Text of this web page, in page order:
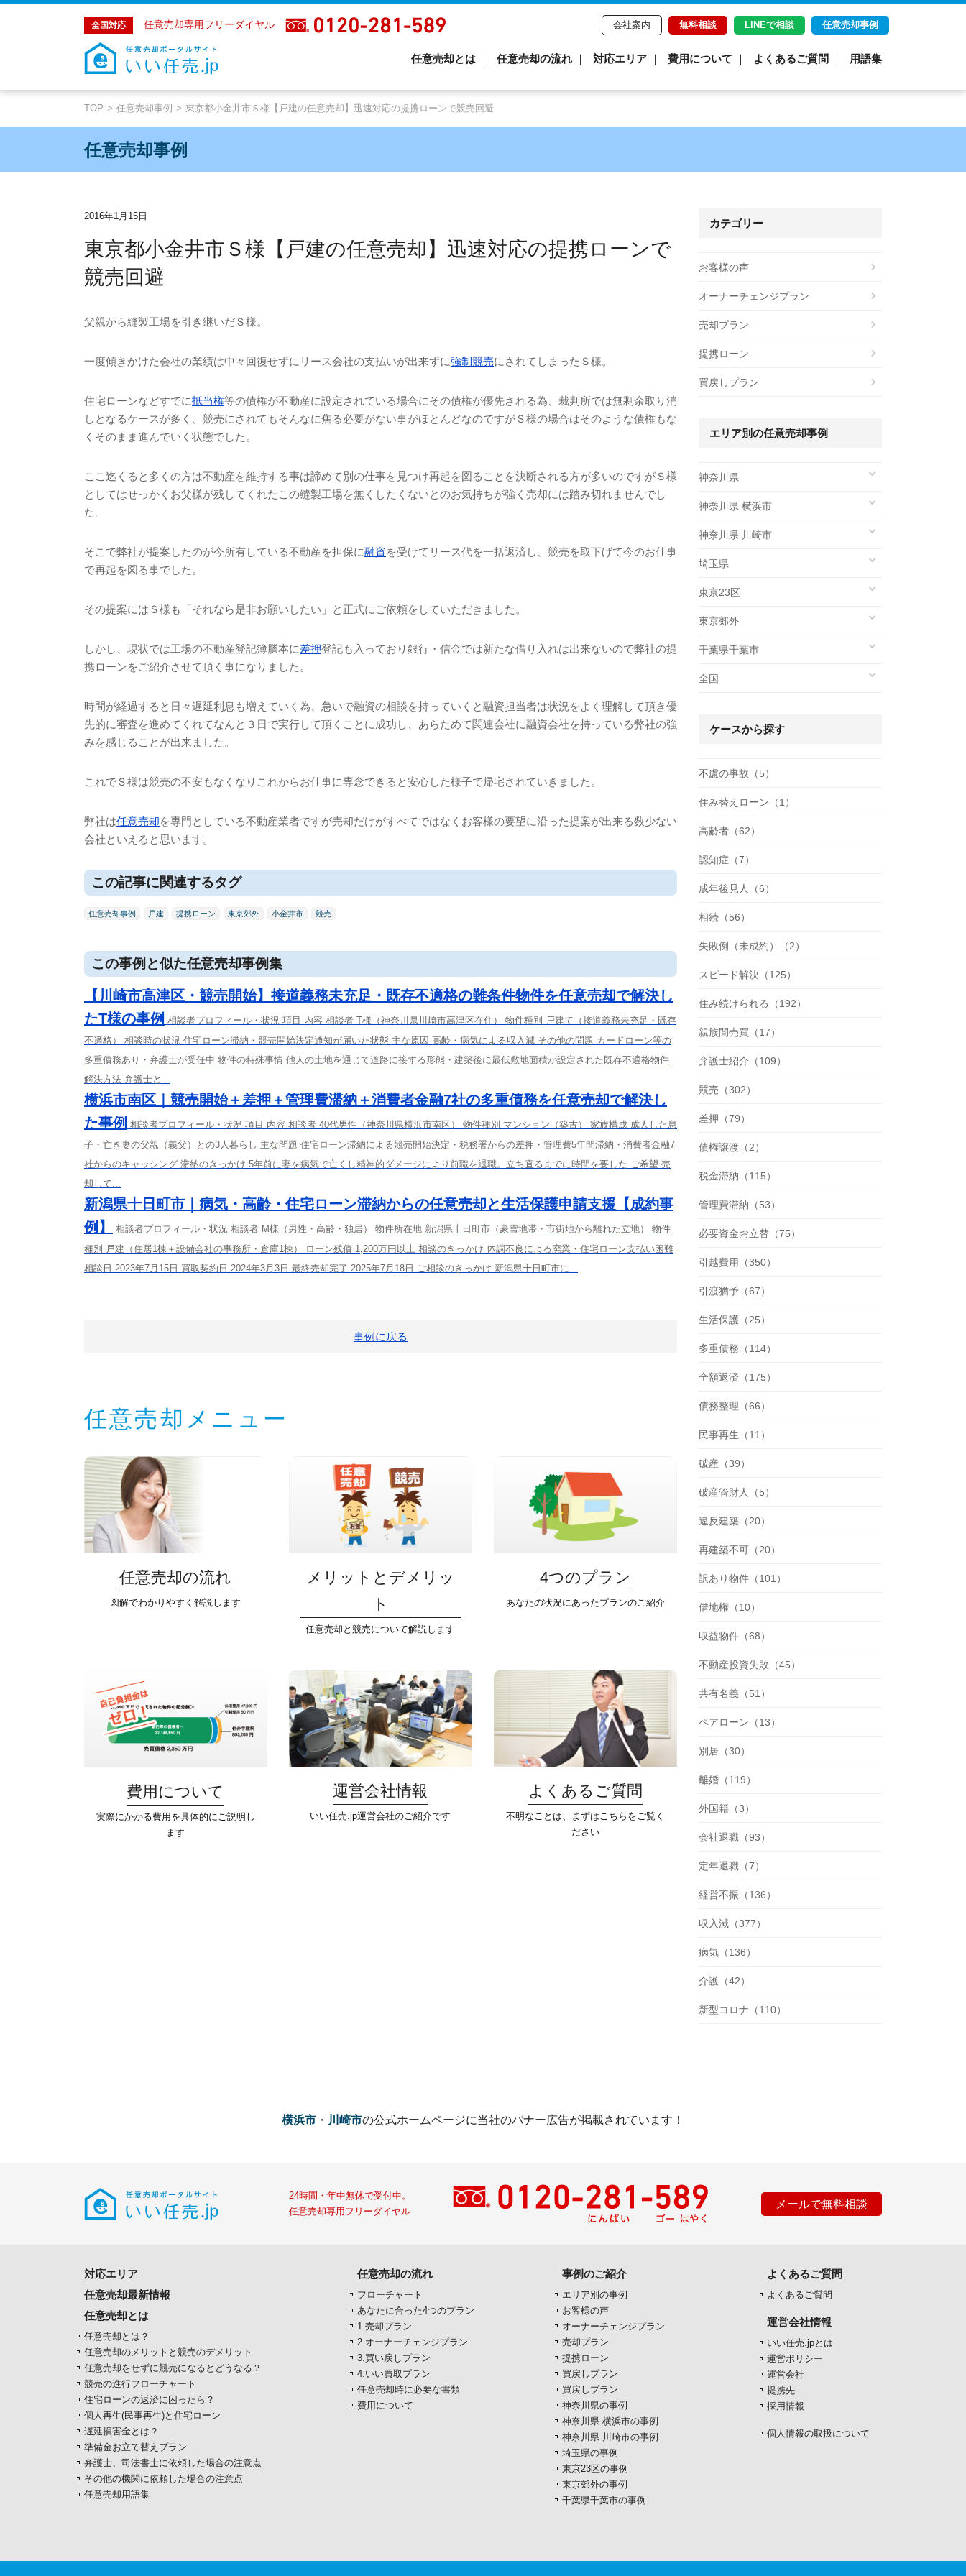
全国対応 任意売却専用フリーダイヤル 会社案内 無料相談 LINEで相談 任意売却事例
任意売却とは 任意売却の流れ 対応エリア 費用について よくあるご質問 用語集
TOP 任意売却事例 東京都小金井市Ｓ様【戸建の任意売却】迅速対応の提携ローンで競売回避
任意売却事例
2016年1月15日
東京都小金井市Ｓ様【戸建の任意売却】迅速対応の提携ローンで
競売回避
父親から縫製工場を引き継いだＳ様。
一度傾きかけた会社の業績は中々回復せずにリース会社の支払いが出来ずに強制競売にされてしまったＳ様。
住宅ローンなどすでに抵当権等の債権が不動産に設定されている場合にその債権が優先される為、裁判所では無剰余取り消
しとなるケースが多く、競売にされてもそんなに焦る必要がない事がほとんどなのですがＳ様の場合はそのような債権もな
くそのまま進んでいく状態でした。
ここ迄くると多くの方は不動産を維持する事は諦めて別の仕事を見つけ再起を図ることを決断される方が多いのですがＳ様
としてはせっかくお父様が残してくれたこの縫製工場を無くしたくないとのお気持ちが強く売却には踏み切れませんでし
た。
そこで弊社が提案したのが今所有している不動産を担保に融資を受けてリース代を一括返済し、競売を取下げて今のお仕事
で再起を図る事でした。
その提案にはＳ様も「それなら是非お願いしたい」と正式にご依頼をしていただきました。
しかし、現状では工場の不動産登記簿謄本に差押登記も入っており銀行・信金では新たな借り入れは出来ないので弊社の提
携ローンをご紹介させて頂く事になりました。
時間が経過すると日々遅延利息も増えていく為、急いで融資の相談を持っていくと融資担当者は状況をよく理解して頂き優
先的に審査を進めてくれてなんと３日で実行して頂くことに成功し、あらためて関連会社に融資会社を持っている弊社の強
みを感じることが出来ました。
これでＳ様は競売の不安もなくなりこれからお仕事に専念できると安心した様子で帰宅されていきました。
弊社は任意売却を専門としている不動産業者ですが売却だけがすべてではなくお客様の要望に沿った提案が出来る数少ない
会社といえると思います。
この記事に関連するタグ
任意売却事例 戸建 提携ローン 東京郊外 小金井市 競売
この事例と似た任意売却事例集
【川崎市高津区・競売開始】接道義務未充足・既存不適格の難条件物件を任意売却で解決し
たT様の事例 相談者プロフィール・状況 項目 内容 相談者 T様（神奈川県川崎市高津区在住） 物件種別 戸建て（接道義務未充足・既存
不適格） 相談時の状況 住宅ローン滞納・競売開始決定通知が届いた状態 主な原因 高齢・病気による収入減 その他の問題 カードローン等の
多重債務あり・弁護士が受任中 物件の特殊事情 他人の土地を通じて道路に接する形態・建築後に最低敷地面積が設定された既存不適格物件
解決方法 弁護士と...
横浜市南区｜競売開始＋差押＋管理費滞納＋消費者金融7社の多重債務を任意売却で解決し
た事例 相談者プロフィール・状況 項目 内容 相談者 40代男性（神奈川県横浜市南区） 物件種別 マンション（築古） 家族構成 成人した息
子・亡き妻の父親（義父）との3人暮らし 主な問題 住宅ローン滞納による競売開始決定・税務署からの差押・管理費5年間滞納・消費者金融7
社からのキャッシング 滞納のきっかけ 5年前に妻を病気で亡くし精神的ダメージにより前職を退職。立ち直るまでに時間を要した ご希望 売
却して...
新潟県十日町市｜病気・高齢・住宅ローン滞納からの任意売却と生活保護申請支援【成約事
例】
相談者プロフィール・状況 相談者 M様（男性・高齢・独居） 物件所在地 新潟県十日町市（豪雪地帯・市街地から離れた立地） 物件
種別 戸建（住居1棟＋設備会社の事務所・倉庫1棟） ローン残債 1,200万円以上 相談のきっかけ 体調不良による廃業・住宅ローン支払い困難
相談日 2023年7月15日 買取契約日 2024年3月3日 最終売却完了 2025年7月18日 ご相談のきっかけ 新潟県十日町市に...
事例に戻る
任意売却メニュー
任意売却の流れ
図解でわかりやすく解説します
メリットとデメリッ
ト
任意売却と競売について解説します
4つのプラン
あなたの状況にあったプランのご紹介
費用について
実際にかかる費用を具体的にご説明し
ます
運営会社情報
いい任売.jp運営会社のご紹介です
よくあるご質問
不明なことは、まずはこちらをご覧く
ださい
カテゴリー
お客様の声
オーナーチェンジプラン
売却プラン
提携ローン
買戻しプラン
エリア別の任意売却事例
神奈川県
神奈川県 横浜市
神奈川県 川崎市
埼玉県
東京23区
東京郊外
千葉県千葉市
全国
ケースから探す
不慮の事故（5）
住み替えローン（1）
高齢者（62）
認知症（7）
成年後見人（6）
相続（56）
失敗例（未成約）（2）
スピード解決（125）
住み続けられる（192）
親族間売買（17）
弁護士紹介（109）
競売（302）
差押（79）
債権譲渡（2）
税金滞納（115）
管理費滞納（53）
必要資金お立替（75）
引越費用（350）
引渡猶予（67）
生活保護（25）
多重債務（114）
全額返済（175）
債務整理（66）
民事再生（11）
破産（39）
破産管財人（5）
違反建築（20）
再建築不可（20）
訳あり物件（101）
借地権（10）
収益物件（68）
不動産投資失敗（45）
共有名義（51）
ペアローン（13）
別居（30）
離婚（119）
外国籍（3）
会社退職（93）
定年退職（7）
経営不振（136）
収入減（377）
病気（136）
介護（42）
新型コロナ（110）
横浜市 ・ 川崎市の公式ホームページに当社のバナー広告が掲載されています！
24時間・年中無休で受付中。
任意売却専用フリーダイヤル
メールで無料相談
対応エリア
任意売却最新情報
任意売却とは
任意売却とは？
任意売却のメリットと競売のデメリット
任意売却をせずに競売になるとどうなる？
競売の進行フローチャート
住宅ローンの返済に困ったら？
個人再生(民事再生)と住宅ローン
遅延損害金とは？
準備金お立て替えプラン
弁護士、司法書士に依頼した場合の注意点
その他の機関に依頼した場合の注意点
任意売却用語集
任意売却の流れ
フローチャート
あなたに合った4つのプラン
1.売却プラン
2.オーナーチェンジプラン
3.買い戻しプラン
4.いい買取プラン
任意売却時に必要な書類
費用について
事例のご紹介
エリア別の事例
お客様の声
オーナーチェンジプラン
売却プラン
提携ローン
買戻しプラン
買戻しプラン
神奈川県の事例
神奈川県 横浜市の事例
神奈川県 川崎市の事例
埼玉県の事例
東京23区の事例
東京郊外の事例
千葉県千葉市の事例
よくあるご質問
よくあるご質問
運営会社情報
いい任売.jpとは
運営ポリシー
運営会社
提携先
採用情報
個人情報の取扱について